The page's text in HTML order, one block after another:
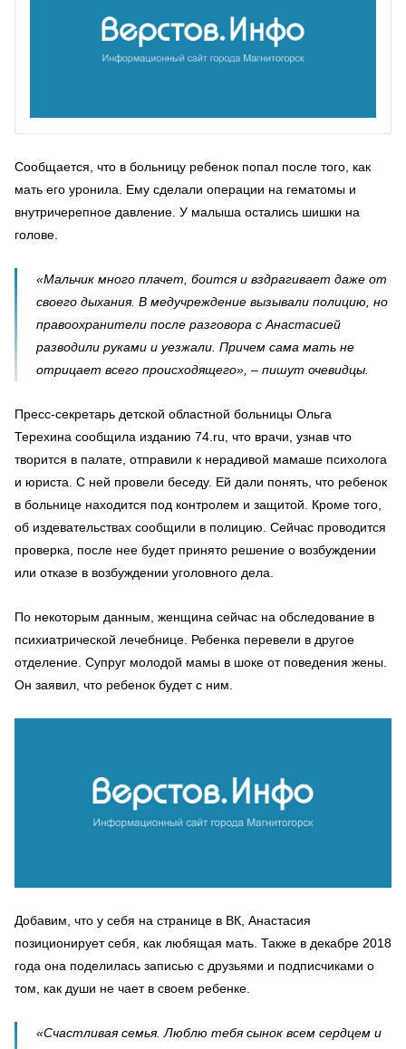
Сообщается, что в больницу ребенок попал после того, как
мать его уронила. Ему сделали операции на гематомы и
внутричерепное давление. У малыша остались шишки на
голове.
«Мальчик много плачет, боится и вздрагивает даже от
своего дыхания. В медучреждение вызывали полицию, но
правоохранители после разговора с Анастасией
разводили руками и уезжали. Причем сама мать не
отрицает всего происходящего», – пишут очевидцы.
Пресс-секретарь детской областной больницы Ольга
Терехина сообщила изданию 74.ru, что врачи, узнав что
творится в палате, отправили к нерадивой мамаше психолога
и юриста. С ней провели беседу. Ей дали понять, что ребенок
в больнице находится под контролем и защитой. Кроме того,
об издевательствах сообщили в полицию. Сейчас проводится
проверка, после нее будет принято решение о возбуждении
или отказе в возбуждении уголовного дела.
По некоторым данным, женщина сейчас на обследование в
психиатрической лечебнице. Ребенка перевели в другое
отделение. Супруг молодой мамы в шоке от поведения жены.
Он заявил, что ребенок будет с ним.
Добавим, что у себя на странице в ВК, Анастасия
позиционирует себя, как любящая мать. Также в декабре 2018
года она поделилась записью с друзьями и подписчиками о
том, как души не чает в своем ребенке.
«Счастливая семья. Люблю тебя сынок всем сердцем и